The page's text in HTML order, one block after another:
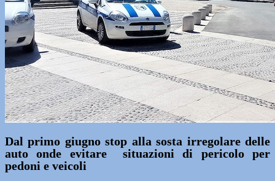
Dal primo giugno stop alla sosta irregolare delle
auto onde evitare situazioni di pericolo per
pedoni e veicoli